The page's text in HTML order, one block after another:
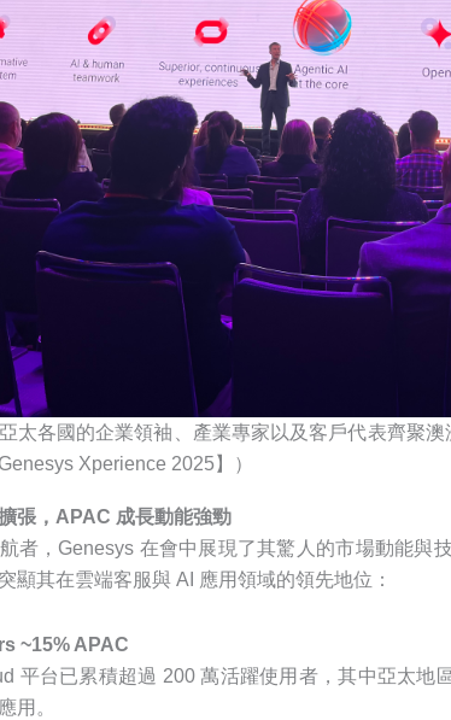
亞太各國的企業領袖、產業專家以及客戶代表齊聚
Xperience 2025】）
張，APAC 成長動能強勁
者，Genesys 在會中展現了其驚人的市場動能與
顯其在雲端客服與 AI 應用領域的領先地位：
~15% APAC
平台已累積超過 200 萬活躍使用者，其中亞太地
用。